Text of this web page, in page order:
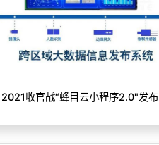
2021收官战“蜂目云小程序2.0"发布